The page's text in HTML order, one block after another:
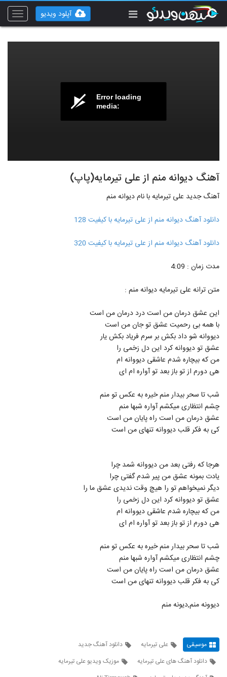
Toggle
آپلود ویدیو
Error loading
media:
آهنگ دیوانه منم از علی تیرمایه(پاپ)
آهنگ جدید علی تیرمایه با نام دیوانه منم
دانلود آهنگ دیوانه منم از علی تیرمایه با کیفیت 128
دانلود آهنگ دیوانه منم از علی تیرمایه با کیفیت 320
مدت زمان : 4:09
متن ترانه علی تیرمایه دیوانه منم :
این عشق درمان من است درد درمان من است
با همه بی رحمیت عشق تو جان من است
دیووانه شو داد بکش بر سرم فریاد بکش یار
عشق تو دیووانه کرد این دل زخمی را
من که بیچاره شدم عاشقی دیووانه ام
هی دورم از تو باز بعد تو آواره ام ای
شب تا سحر بیدار منم خیره به عکس تو منم
چشم انتظاری میکشم آواره شبها منم
عشق درمان من است راه پایان من است
کی به فکر قلب دیووانه تنهای من است
هرجا که رفتی بعد من دیووانه شمد چرا
یادت بمونه عشق من پیر شدم گفتی چرا
دیگر نمیخواهم تو را هیچ وقت ندیدی عشق ما را
عشق تو دیووانه کرد این دل زخمی را
من که بیچاره شدم عاشقی دیووانه ام
هی دورم از تو باز بعد تو آواره ام ای
شب تا سحر بیدار منم خیره به عکس تو منم
چشم انتظاری میکشم آواره شبها منم
عشق درمان من است راه پایان من است
کی به فکر قلب دیووانه تنهای من است
دیوونه منم,دیونه منم
موسیقی علی تیرمایه
دانلود آهنگ جدید
دانلود آهنگ های علی تیرمایه
موزیک ویدیو علی تیرمایه